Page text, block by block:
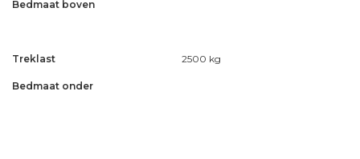
Bedmaat boven
Treklast 2500 kg
Bedmaat onder